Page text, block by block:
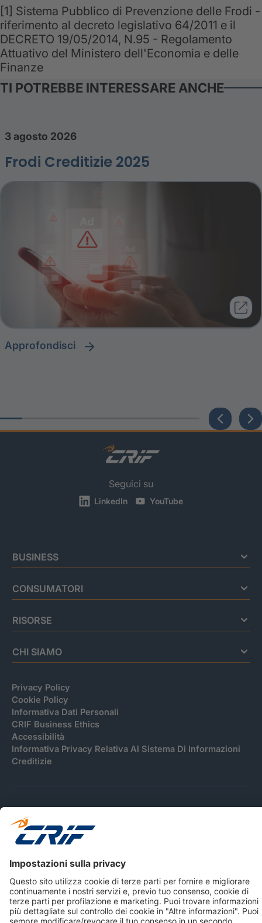
[1] Sistema Pubblico di Prevenzione delle Frodi -
riferimento al decreto legislativo 64/2011 e il
DECRETO 19/05/2014, N.95 - Regolamento
Attuativo del Ministero dell'Economia e delle
Finanze
TI POTREBBE INTERESSARE ANCHE
3 agosto 2026
Frodi Creditizie 2025
approfondisci
Seguici su
LinkedIn YouTube
BUSINESS
CONSUMATORI
RISORSE
CHI SIAMO
Privacy Policy
Cookie Policy
Informativa Dati Personali
CRIF Business Ethics
Accessibilità
Informativa Privacy Relativa Al Sistema Di Informazioni
Creditizie
Via della Beverara, 21 / 40131 Bologna / Italy Cap. Soc.
sottoscritto € 51.941.235,00 di cui versato € 51.806.190,00 |
Società soggetta all'attività di direzione e coordinamento di
CRIBIS Holding S.r.l., Società con unico socio
Società con Sistema di Gestione Certificato da DNV ISO 9001,
ISO 45001, ISO/IEC 27001, ISO14001